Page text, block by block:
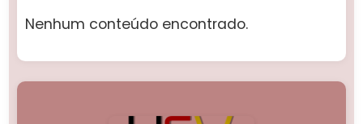
Nenhum conteúdo encontrado.